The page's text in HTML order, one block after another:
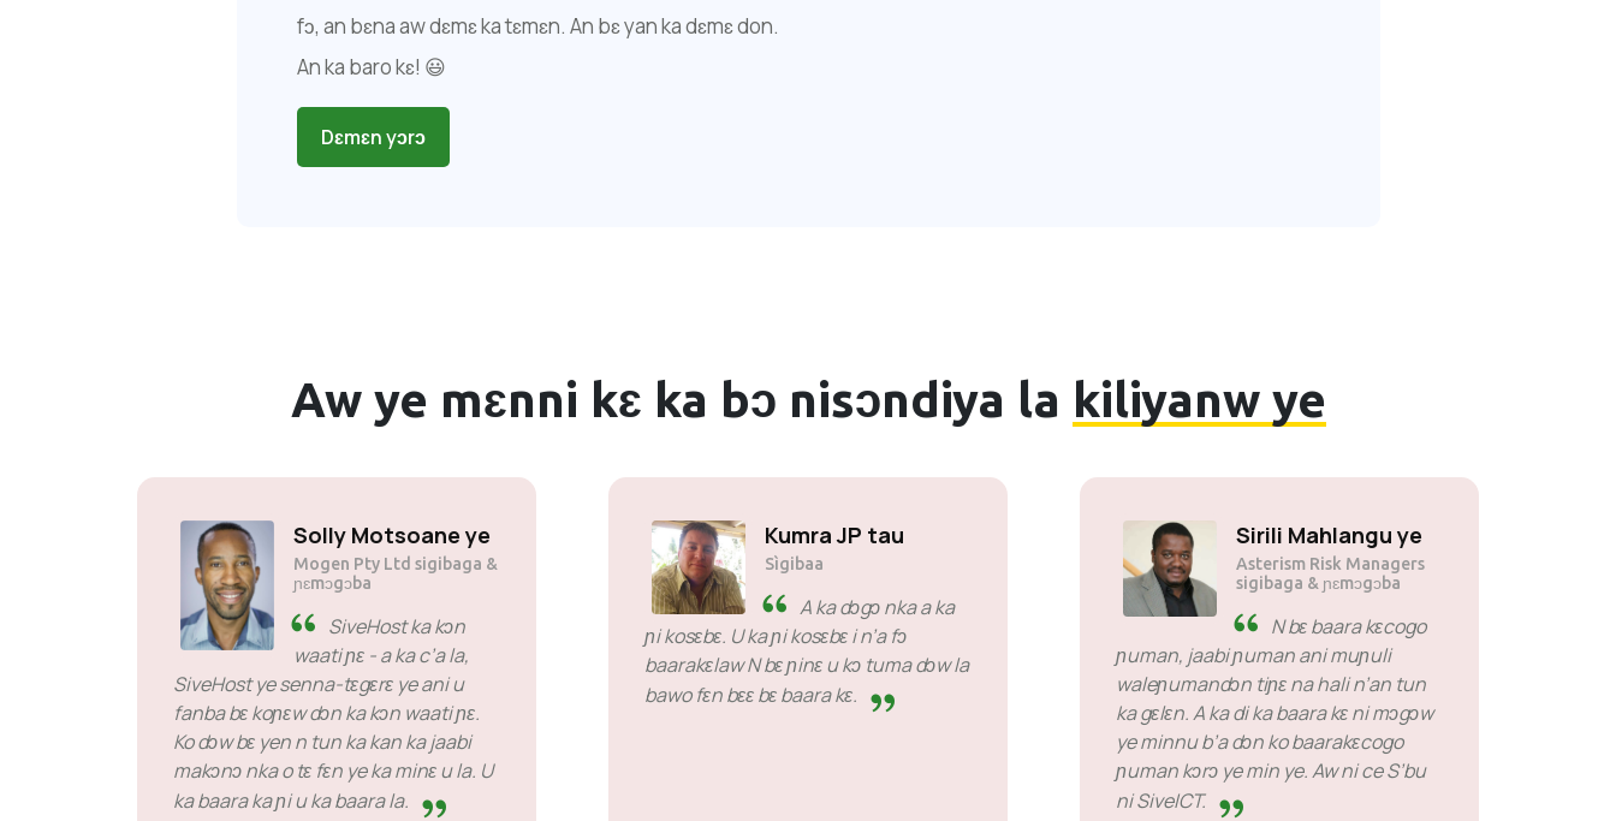
fɔ, an bɛna aw dɛmɛ ka tɛmɛn. An bɛ yan ka dɛmɛ don.
An ka baro kɛ! 😃
Dɛmɛn yɔrɔ
Aw ye mɛnni kɛ ka bɔ nisɔndiya la kiliyanw ye
Solly Motsoane ye
Mogen Pty Ltd sigibaga &
ɲɛmɔgɔba
SiveHost ka kɔn
waati ɲɛ - a ka c’a la,
SiveHost ye senna-tɛgɛrɛ ye ani u
fanba bɛ koɲɛw dɔn ka kɔn waati ɲɛ.
Ko dɔw bɛ yen n tun ka kan ka jaabi
makɔnɔ nka o tɛ fɛn ye ka minɛ u la. U
ka baara ka ɲi u ka baara la.
Kumra JP tau
Sìgibaa
A ka dɔgɔ nka a ka
ɲi kosɛbɛ. U ka ɲi kosɛbɛ i n’a fɔ
baarakɛlaw N bɛ ɲinɛ u kɔ tuma dɔw la
bawo fɛn bɛɛ bɛ baara kɛ.
Sirili Mahlangu ye
Asterism Risk Managers
sigibaga & ɲɛmɔgɔba
N bɛ baara kɛcogo
ɲuman, jaabi ɲuman ani muɲuli
waleɲumandɔn tiɲɛ na hali n’an tun
ka gɛlɛn. A ka di ka baara kɛ ni mɔgɔw
ye minnu b’a dɔn ko baarakɛcogo
ɲuman kɔrɔ ye min ye. Aw ni ce S’bu
ni SiveICT.